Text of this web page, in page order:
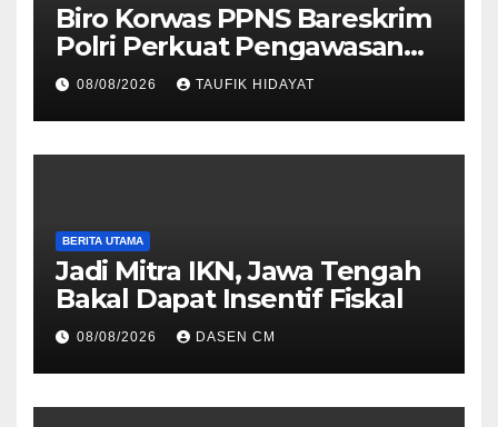
Biro Korwas PPNS Bareskrim
Polri Perkuat Pengawasan
untuk Dorong Penegakan
Hukum yang Profesional
08/08/2026 TAUFIK HIDAYAT
BERITA UTAMA
Jadi Mitra IKN, Jawa Tengah
Bakal Dapat Insentif Fiskal
08/08/2026 DASEN CM